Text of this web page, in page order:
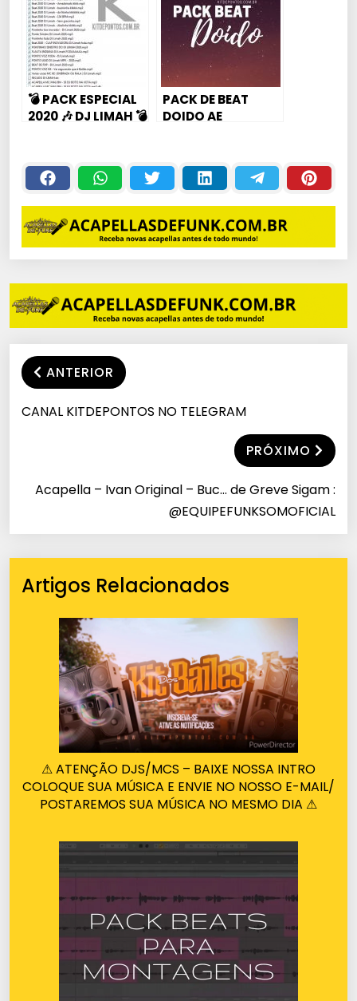
💣 PACK ESPECIAL
2020 🎶 DJ LIMAH 💣
PACK DE BEAT
DOIDO AE
ANTERIOR
CANAL KITDEPONTOS NO TELEGRAM
PRÓXIMO
Acapella – Ivan Original – Buc… de Greve Sigam :
@EQUIPEFUNKSOMOFICIAL
Artigos Relacionados
⚠ ATENÇÃO DJS/MCS – BAIXE NOSSA INTRO
COLOQUE SUA MÚSICA E ENVIE NO NOSSO E-MAIL/
POSTAREMOS SUA MÚSICA NO MESMO DIA ⚠